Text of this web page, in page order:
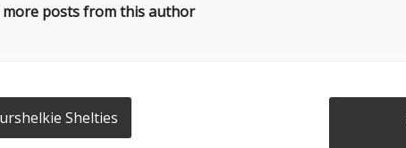
more posts from this author
Shelties